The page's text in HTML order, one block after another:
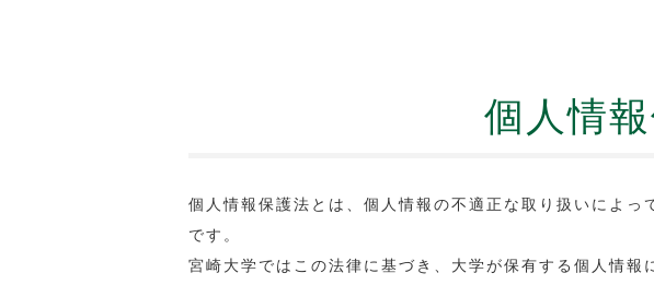
個人情
個人情報保護法とは、個人情報の不適正な取り扱いによ
です。
宮崎大学ではこの法律に基づき、大学が保有する個人情